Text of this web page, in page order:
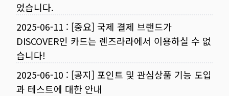
었습니다.
2025-06-11 : [중요] 국제 결제 브랜드가
DISCOVER인 카드는 렌즈라라에서 이용하실 수 없
습니다!
2025-06-10 : [공지] 포인트 및 관심상품 기능 도입
과 테스트에 대한 안내